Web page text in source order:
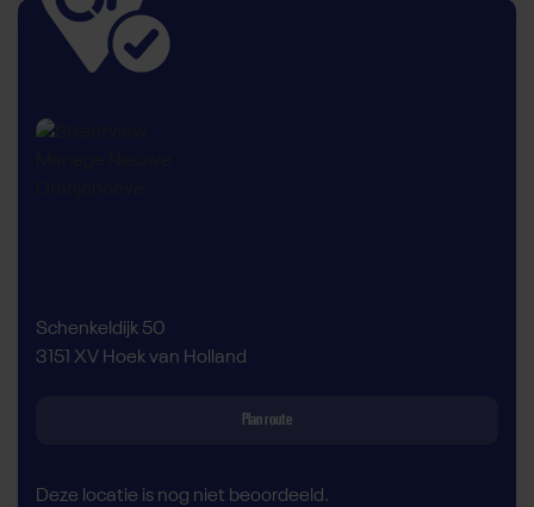
Schenkeldijk 50
3151 XV Hoek van Holland
Plan route
Deze locatie is nog niet beoordeeld.